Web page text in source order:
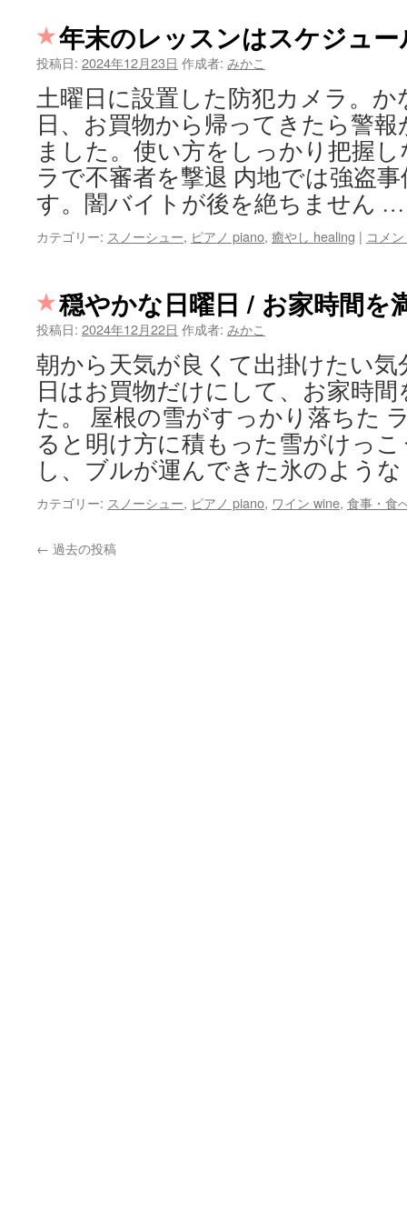
年末のレッスンはスケジュ
投稿日: 2024年12月23日 作成者: みかこ
土曜日に設置した防犯カメラ。
日、お買物から帰ってきたら警
ました。使い方をしっかり把握
ラで不審者を撃退 内地では強盗
す。闇バイトが後を絶ちません
カテゴリー: スノーシュー, ピアノ piano, 癒やし healing | コメ
穏やかな日曜日 / お家時間を
投稿日: 2024年12月22日 作成者: みかこ
朝から天気が良くて出掛けたい
日はお買物だけにして、お家時
た。 屋根の雪がすっかり落ちた
ると明け方に積もった雪がけっ
し、ブルが運んできた氷のよう
カテゴリー: スノーシュー, ピアノ piano, ワイン wine, 食事・食
← 過去の投稿